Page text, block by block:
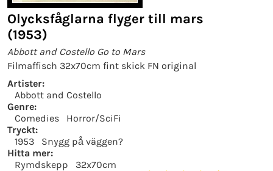
Olycksfåglarna flyger till mars
(1953)
Abbott and Costello Go to Mars
Filmaffisch 32x70cm fint skick FN original
Artister:
Abbott and Costello
Genre:
Comedies
Horror/SciFi
Tryckt:
1953
Snygg på väggen?
Hitta mer:
Rymdskepp
32x70cm